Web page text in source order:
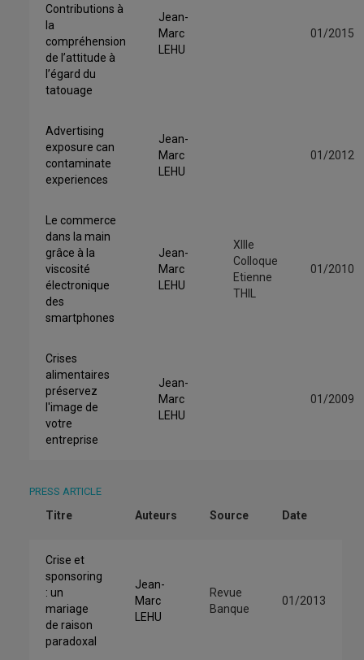
Contributions à
la
compréhension
de l’attitude à
l’égard du
tatouage
Jean-
Marc
LEHU
01/2015
Advertising
exposure can
contaminate
experiences
Jean-
Marc
LEHU
01/2012
Le commerce
dans la main
grâce à la
viscosité
électronique
des
smartphones
Jean-
Marc
LEHU
XIIIe
Colloque
Etienne
THIL
01/2010
Crises
alimentaires
préservez
l'image de
votre
entreprise
Jean-
Marc
LEHU
01/2009
PRESS ARTICLE
Titre Auteurs Source Date
Crise et
sponsoring
: un
mariage
de raison
paradoxal
Jean-
Marc
LEHU
Revue
Banque
01/2013